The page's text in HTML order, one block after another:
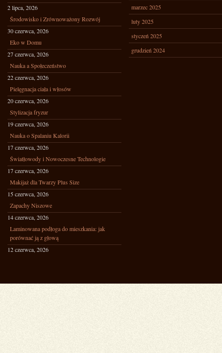
2 lipca, 2026
Środowisko i Zrównoważony Rozwój
30 czerwca, 2026
Eko w Domu
27 czerwca, 2026
Nauka a Społeczeństwo
22 czerwca, 2026
Pielęgnacja ciała i włosów
20 czerwca, 2026
Stylizacja fryzur
19 czerwca, 2026
Nauka o Spalaniu Kalorii
17 czerwca, 2026
Światłowody i Nowoczesne Technologie
17 czerwca, 2026
Makijaż dla Twarzy Plus Size
15 czerwca, 2026
Zapachy Niszowe
14 czerwca, 2026
Laminowana podłoga do mieszkania: jak
porównać ją z głową
12 czerwca, 2026
marzec 2025
luty 2025
styczeń 2025
grudzień 2024